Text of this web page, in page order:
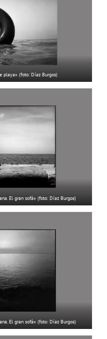
playa» (foto: Díaz Burgos)
El gran sofá» (foto: Díaz Burgos)
El gran sofá» (foto: Díaz Burgos)